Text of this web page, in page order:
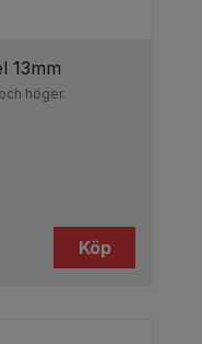
13mm
höger.
Köp